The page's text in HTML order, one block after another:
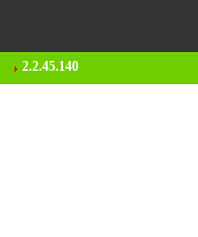
2.2.45.140